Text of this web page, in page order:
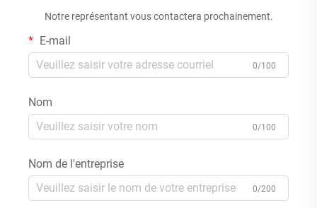
Notre représentant vous contactera prochainement.
E-mail
0/100
Nom
0/100
Nom de l'entreprise
0/200